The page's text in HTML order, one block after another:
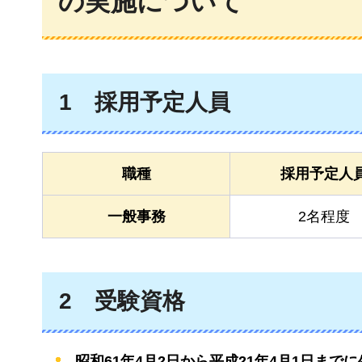
1 採用予定人員
職種 採用予定人
一般事務 2名程度
2 受験資格